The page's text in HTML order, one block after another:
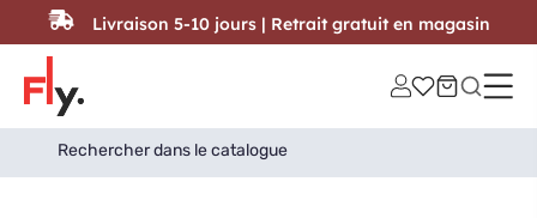
Passer au contenu
Search
for:
Search Button
Livraison 5-10 jours | Retrait gratuit en magasin